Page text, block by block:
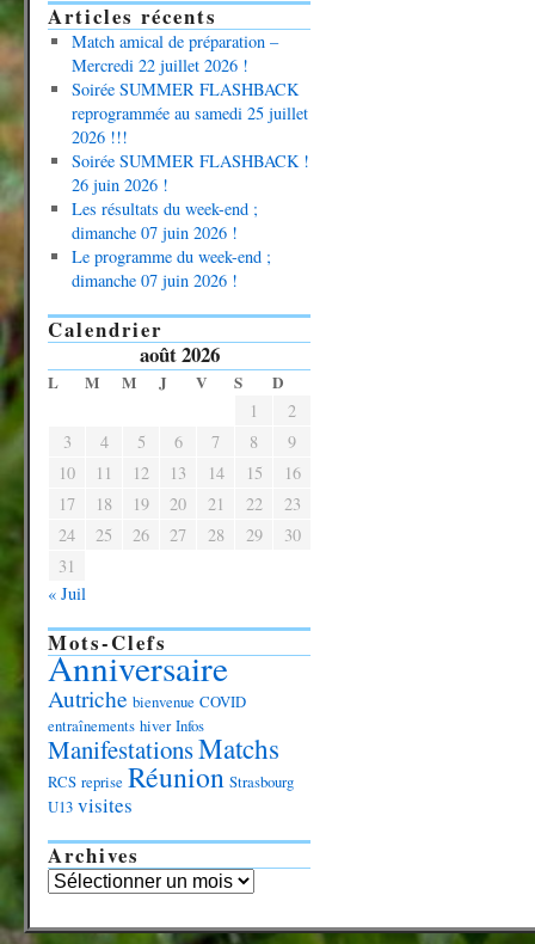
Articles récents
Match amical de préparation –
Mercredi 22 juillet 2026 !
Soirée SUMMER FLASHBACK
reprogrammée au samedi 25 juillet
2026 !!!
Soirée SUMMER FLASHBACK !
26 juin 2026 !
Les résultats du week-end ;
dimanche 07 juin 2026 !
Le programme du week-end ;
dimanche 07 juin 2026 !
Calendrier
août 2026
L M M J V S D
1
2
3
4 5 6 7 8
9
10
11 12 13 14 15
16
17
18 19 20 21 22
23
24
25 26 27 28 29
30
31
« Juil
Mots-Clefs
Anniversaire
Autriche bienvenue COVID
entraînements hiver Infos
ManifestationsMatchs
RCS reprise Réunion Strasbourg
U13 visites
Archives